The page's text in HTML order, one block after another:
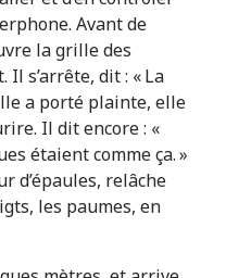
Avant de
la grille des
Il s’arrête, dit : « La
a porté plainte, elle
Il dit encore : «
étaient comme ça. »
d’épaules, relâche
les paumes, en